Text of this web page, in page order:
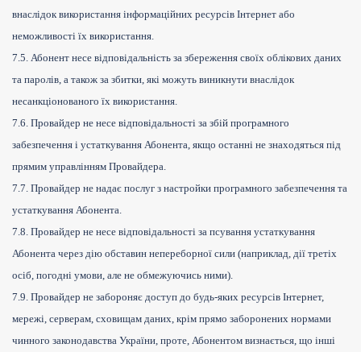
внаслідок використання інформаційних ресурсів Інтернет або
неможливості їх використання.
7.5. Абонент несе відповідальність за збереження своїх облікових даних
та паролів, а також за збитки, які можуть виникнути внаслідок
несанкціонованого їх використання.
7.6. Провайдер не несе відповідальності за збій програмного
забезпечення і устаткування Абонента, якщо останні не знаходяться під
прямим управлінням Провайдера.
7.7. Провайдер не надає послуг з настройки програмного забезпечення та
устаткування Абонента.
7.8. Провайдер не несе відповідальності за псування устаткування
Абонента через дію обставин непереборної сили (наприклад, дії третіх
осіб, погодні умови, але не обмежуючись ними).
7.9. Провайдер не забороняє доступ до будь-яких ресурсів Інтернет,
мережі, серверам, сховищам даних, крім прямо заборонених нормами
чинного законодавства України, проте, Абонентом визнається, що інші